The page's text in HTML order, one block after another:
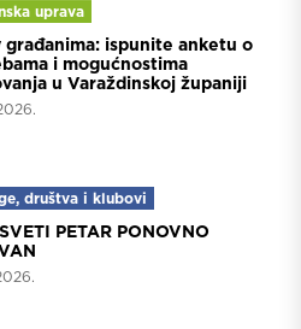
uprava
građanima: ispunite anketu o
i mogućnostima
u Varaždinskoj županiji
društva i klubovi
PETAR PONOVNO